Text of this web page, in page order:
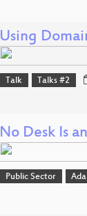
Using
Talk Talks #2
No Desk Is
Public Sector